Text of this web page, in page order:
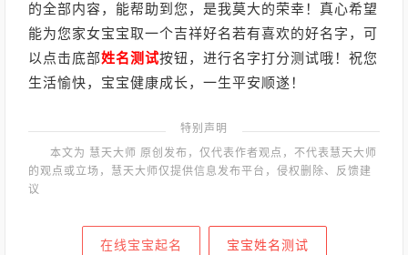
的全部内容，能帮助到您，是我莫大的荣幸！真心希望
能为您家女宝宝取一个吉祥好名若有喜欢的好名字，可
以点击底部姓名测试按钮，进行名字打分测试哦！祝您
生活愉快，宝宝健康成长，一生平安顺遂！
特别声明
本文为 慧天大师 原创发布，仅代表作者观点，不代表慧天大师
的观点或立场，慧天大师仅提供信息发布平台，侵权删除、反馈建
议
在线宝宝起名 宝宝姓名测试